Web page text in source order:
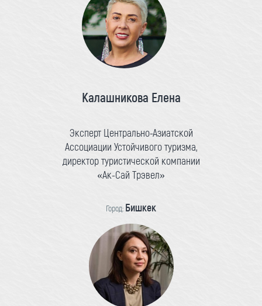
Калашникова Елена
Эксперт Центрально-Азиатской
Ассоциации Устойчивого туризма,
директор туристической компании
«Ак-Сай Трэвел»
Город: Бишкек